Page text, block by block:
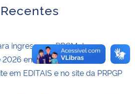
ingresso no PPGMat no
encontra-se aberto e
em EDITAIS e no site da PRPGP